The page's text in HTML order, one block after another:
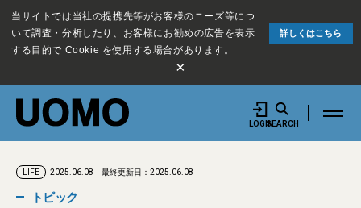
当サイトでは当社の提携先等がお客様のニーズ等につ
いて調査・分析したり、お客様にお勧めの広告を表示
する目的で Cookie を使用する場合があります。
詳しくはこちら
×
LOGINSEARCH
LIFE 2025.06.08 最終更新日：2025.06.08
トピック